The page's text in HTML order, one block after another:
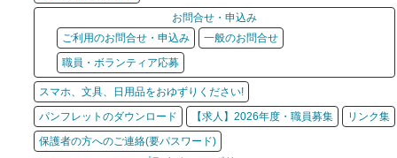
お問合せ・申込み
ご利用のお問合せ・申込み
一般のお問合せ
職員・ボランティア応募
スマホ、文具、日用品をおゆずりください!
パンフレットのダウンロード
【求人】2026年度・職員募集
リンク集
保護者の方へのご連絡(要パスワード)